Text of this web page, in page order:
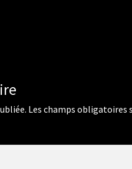
Les champs obligatoires